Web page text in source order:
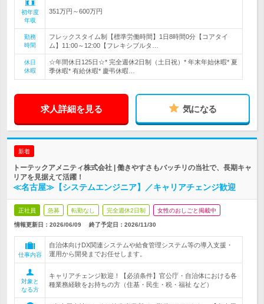
初年度
年収
351万円～600万円
勤務
時間
フレックスタイム制【標準労働時間】1日8時間0分【コアタイ
ム】11:00～12:00【フレキシブルタ…
休日
休暇
☆年間休日125日☆* 完全週休2日制（土日祝）* 年末年始休暇* 夏
季休暇* 有給休暇* 慶弔休暇…
求人詳細を見る 気になる
新着
トーテックアメニティ株式会社 | 働きやすさもバッチリの当社で、長期キャ
リアを見据えて活躍！
≪名古屋≫【システムエンジニア】／キャリアチェンジ歓迎
正社員 急募 転勤なし 完全週休2日制 女性のおしごと掲載中
情報更新日：2026/06/09 終了予定日： 2026/11/30
仕事内容
自治体向けDX関連システムや給食管理システム等の導入支援・
運用から開発までお任せします。
対象と
なる方
キャリアチェンジ歓迎！【必須条件】官公庁・自治体における各
種業務経験をお持ちの方（住基・民生・税・福祉 など）